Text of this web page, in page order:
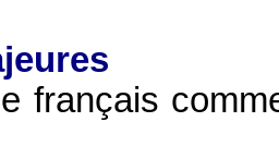
français